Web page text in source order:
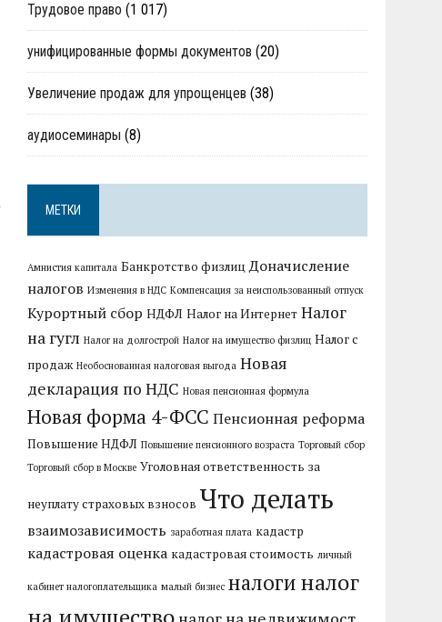
Трудовое право (1 017)
унифицированные формы документов (20)
Увеличение продаж для упрощенцев (38)
аудиосеминары (8)
МЕТКИ
Амнистия капитала Банкротство физлиц Доначисление
налогов Изменения в НДС Компенсация за неиспользованный отпуск
Курортный сбор НДФЛ Налог на Интернет Налог
на гугл Налог на долгострой Налог на имущество физлиц Налог с
продаж Необоснованная налоговая выгода Новая
декларация по НДС Новая пенсионная формула
Новая форма 4-ФСС Пенсионная реформа
Повышение НДФЛ Повышение пенсионного возраста Торговый сбор
Торговый сбор в Москве Уголовная ответственность за
неуплату страховых взносов Что делать
взаимозависимость заработная плата кадастр
кадастровая оценка кадастровая стоимость личный
кабинет налогоплательщика малый бизнес налоги налог